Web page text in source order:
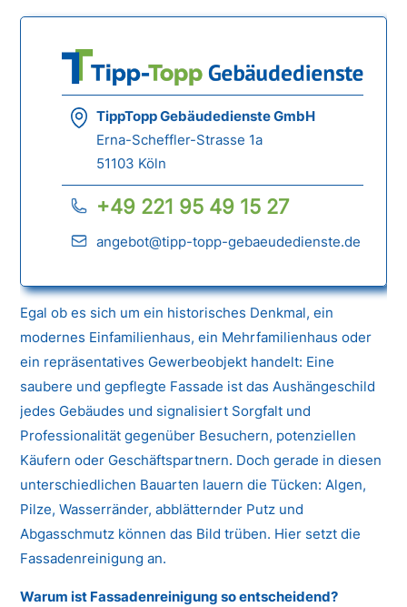
TippTopp Gebäudedienste GmbH
Erna-Scheffler-Strasse 1a
51103 Köln
+49 221 95 49 15 27
angebot@tipp-topp-gebaeudedienste.de
Egal ob es sich um ein historisches Denkmal, ein
modernes Einfamilienhaus, ein Mehrfamilienhaus oder
ein repräsentatives Gewerbeobjekt handelt: Eine
saubere und gepflegte Fassade ist das Aushängeschild
jedes Gebäudes und signalisiert Sorgfalt und
Professionalität gegenüber Besuchern, potenziellen
Käufern oder Geschäftspartnern. Doch gerade in diesen
unterschiedlichen Bauarten lauern die Tücken: Algen,
Pilze, Wasserränder, abblätternder Putz und
Abgasschmutz können das Bild trüben. Hier setzt die
Fassadenreinigung an.
Warum ist Fassadenreinigung so entscheidend?